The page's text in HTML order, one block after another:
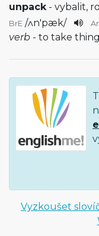
unpack- vybalit,
BrE /ʌn'pæk/
verb - to take
Vyzkoušet